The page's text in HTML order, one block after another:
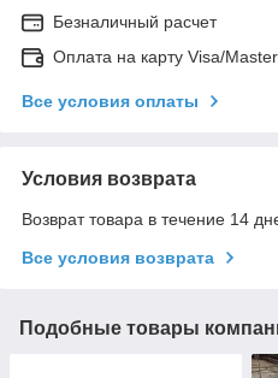
Безналичный расчет
Оплата на карту Visa/
Все условия оплаты
Условия возврата
Возврат товара в течение 14
Все условия возврата
Подобные товары